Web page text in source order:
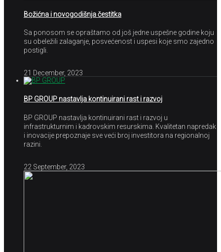
Božićna i novogodišnja čestitka
Sa ponosom se opraštamo od još jedne uspešne godine koju
su obeležili zalaganje, posvećenost i uspesi koje smo zajedno
postigli.
21 December, 2023
BP GROUP nastavlja kontinuirani rast i razvoj
BP GROUP nastavlja kontinuirani rast i razvoj u
infrastrukturnim i kadrovskim resurskima. Kvalitetan napredak
i inovacije prepoznaje sve veći broj investitora na regionalnoj
razini.
22 September, 2023